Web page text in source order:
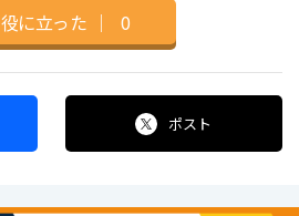
役に立った ｜ 0
ポスト